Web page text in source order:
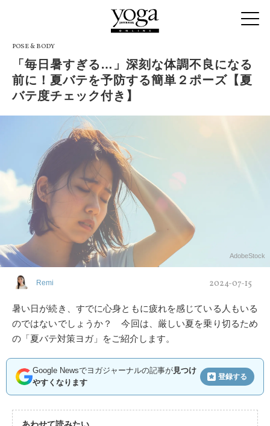
POSE & BODY
「毎日暑すぎる…」深刻な体調不良になる
前に！夏バテを予防する簡単２ポーズ【夏
バテ度チェック付き】
AdobeStock
Remi 2024-07-15
暑い日が続き、すでに心身ともに疲れを感じている人もいる
のではないでしょうか？ 今回は、厳しい夏を乗り切るため
の「夏バテ対策ヨガ」をご紹介します。
Google Newsでヨガジャーナルの記事が見つけ
やすくなります
登録する